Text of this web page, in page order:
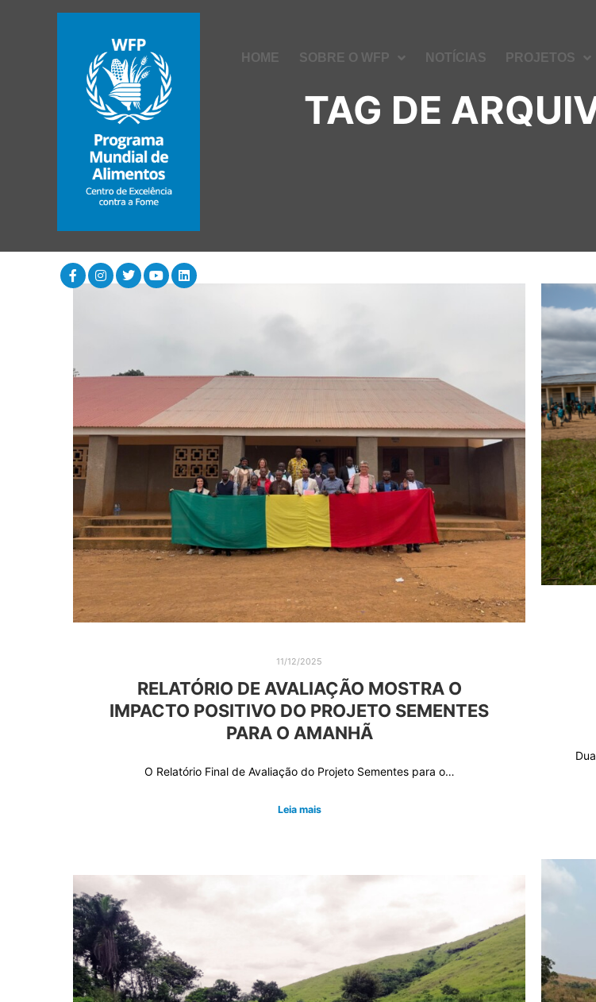
HOME SOBRE O WFP NOTÍCIAS PROJETOS
TAG DE
11/12/2025
RELATÓRIO DE AVALIAÇÃO MOSTRA O
IMPACTO POSITIVO DO PROJETO SEMENTES
PARA O AMANHÃ
O Relatório Final de Avaliação do Projeto Sementes para o…
Leia mais